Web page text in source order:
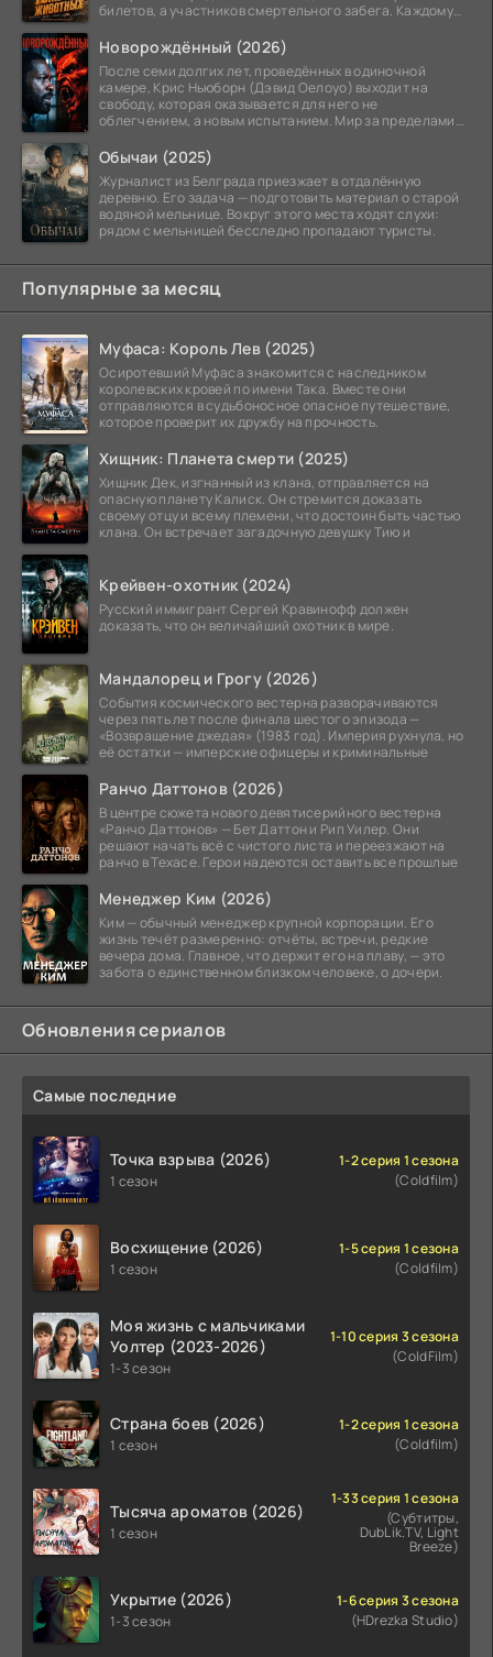
билетов, а участников смертельного забега. Каждому
Новорождённый (2026)
После семи долгих лет, проведённых в одиночной
камере, Крис Ньюборн (Дэвид Оелоуо) выходит на
свободу, которая оказывается для него не
облегчением, а новым испытанием. Мир за пределами
Обычаи (2025)
Журналист из Белграда приезжает в отдалённую
деревню. Его задача — подготовить материал о старой
водяной мельнице. Вокруг этого места ходят слухи:
рядом с мельницей бесследно пропадают туристы.
Популярные за месяц
Муфаса: Король Лев (2025)
Осиротевший Муфаса знакомится с наследником
королевских кровей по имени Така. Вместе они
отправляются в судьбоносное опасное путешествие,
которое проверит их дружбу на прочность.
Хищник: Планета смерти (2025)
Хищник Дек, изгнанный из клана, отправляется на
опасную планету Калиск. Он стремится доказать
своему отцу и всему племени, что достоин быть частью
клана. Он встречает загадочную девушку Тию и
Крейвен-охотник (2024)
Русский иммигрант Сергей Кравинофф должен
доказать, что он величайший охотник в мире.
Мандалорец и Грогу (2026)
События космического вестерна разворачиваются
через пять лет после финала шестого эпизода —
«Возвращение джедая» (1983 год). Империя рухнула, но
её остатки — имперские офицеры и криминальные
Ранчо Даттонов (2026)
В центре сюжета нового девятисерийного вестерна
«Ранчо Даттонов» — Бет Даттон и Рип Уилер. Они
решают начать всё с чистого листа и переезжают на
ранчо в Техасе. Герои надеются оставить все прошлые
Менеджер Ким (2026)
Ким — обычный менеджер крупной корпорации. Его
жизнь течёт размеренно: отчёты, встречи, редкие
вечера дома. Главное, что держит его на плаву, — это
забота о единственном близком человеке, о дочери.
Обновления сериалов
Самые последние
Точка взрыва (2026)
1 сезон
1-2 серия 1 сезона
(Coldfilm)
Восхищение (2026)
1 сезон
1-5 серия 1 сезона
(Coldfilm)
Моя жизнь с мальчиками
Уолтер (2023-2026)
1-3 сезон
1-10 серия 3 сезона
(ColdFilm)
Страна боев (2026)
1 сезон
1-2 серия 1 сезона
(Coldfilm)
Тысяча ароматов (2026)
1 сезон
1-33 серия 1 сезона
(Субтитры,
DubLik.TV, Light
Breeze)
Укрытие (2026)
1-3 сезон
1-6 серия 3 сезона
(HDrezka Studio)